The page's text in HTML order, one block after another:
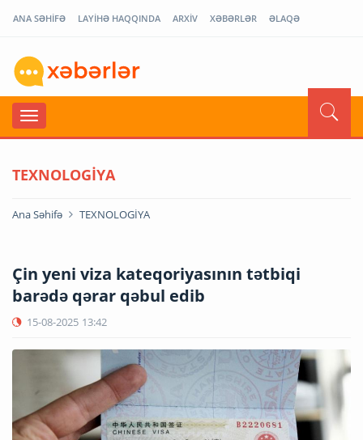
ANA SƏHİFƏ LAYİHƏ HAQQINDA ARXİV XƏBƏRLƏR ƏLAQƏ
TEXNOLOGİYA
Ana Səhifə TEXNOLOGİYA
Çin yeni viza kateqoriyasının tətbiqi
barədə qərar qəbul edib
15-08-2025 13:42